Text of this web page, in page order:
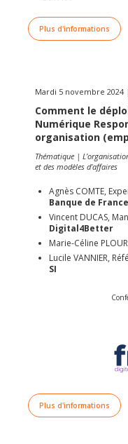
Plus d'informations
Mardi 5 novembre 2024
Comment le
Numérique
organisation
Thématique |
et des modèles d’affaires
Agnès COMTE,
Banque de France
Vincent DUCAS,
Digital4Better
Marie-Céline
Lucile VANNIER,
SI
Plus d'informations